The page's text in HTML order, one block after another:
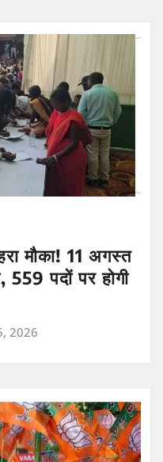
मौका! 11 अगस्त
559 पदों पर होगी
2026